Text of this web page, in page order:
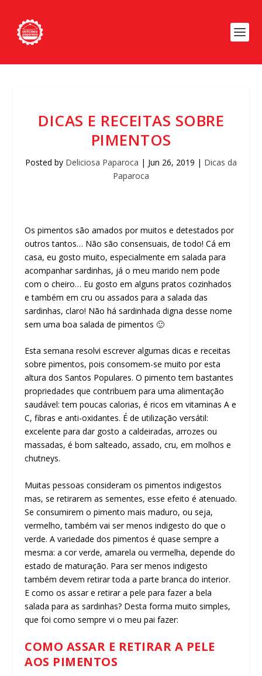
DICAS E RECEITAS SOBRE
PIMENTOS
Posted by Deliciosa Paparoca | Jun 26, 2019 | Dicas da
Paparoca
Os pimentos são amados por muitos e detestados por
outros tantos… Não são consensuais, de todo! Cá em
casa, eu gosto muito, especialmente em salada para
acompanhar sardinhas, já o meu marido nem pode
com o cheiro… Eu gosto em alguns pratos cozinhados
e também em cru ou assados para a salada das
sardinhas, claro! Não há sardinhada digna desse nome
sem uma boa salada de pimentos 🙂
Esta semana resolvi escrever algumas dicas e receitas
sobre pimentos, pois consomem-se muito por esta
altura dos Santos Populares. O pimento tem bastantes
propriedades que contribuem para uma alimentação
saudável: tem poucas calorias, é ricos em vitaminas A e
C, fibras e anti-oxidantes. É de utilização versátil:
excelente para dar gosto a caldeiradas, arrozes ou
massadas, é bom salteado, assado, cru, em molhos e
chutneys.
Muitas pessoas consideram os pimentos indigestos
mas, se retirarem as sementes, esse efeito é atenuado.
Se consumirem o pimento mais maduro, ou seja,
vermelho, também vai ser menos indigesto do que o
verde. A variedade dos pimentos é quase sempre a
mesma: a cor verde, amarela ou vermelha, depende do
estado de maturação. Para ser menos indigesto
também devem retirar toda a parte branca do interior.
E como os assar e retirar a pele para fazer a bela
salada para as sardinhas? Desta forma muito simples,
que foi como sempre vi o meu pai fazer:
COMO ASSAR E RETIRAR A PELE
AOS PIMENTOS